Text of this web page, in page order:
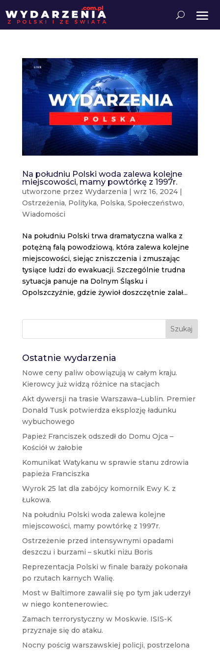
Na południu Polski woda zalewa kolejne
miejscowości, mamy powtórkę z 1997r.
utworzone przez Wydarzenia | wrz 16, 2024|
Ostrzeżenia, Polityka, Polska, Społeczeństwo,
Wiadomości
Na południu Polski trwa dramatyczna walka z
potężną falą powodziową, która zalewa kolejne
miejscowości, siejąc zniszczenia i zmuszając
tysiące ludzi do ewakuacji. Szczególnie trudna
sytuacja panuje na Dolnym Śląsku i
Opolszczyźnie, gdzie żywioł doszczętnie zalał...
Szukaj
Ostatnie wydarzenia
Nowe ceny paliw obowiązują w całym kraju.
Kierowcy już widzą różnice na stacjach
Akt dywersji na trasie Warszawa–Lublin. Premier
Donald Tusk potwierdza eksplozję ładunku
wybuchowego
Papież Franciszek odszedł do Domu Ojca –
Kościół w żałobie
Komunikat Watykanu w sprawie stanu zdrowia
papieża Franciszka
Wyrok 25 lat dla zabójcy komornik Ewy K. z
Łukowa.
Na południu Polski woda zalewa kolejne
miejscowości, mamy powtórkę z 1997r.
Ostrzeżenie przed intensywnymi opadami
deszczu i burzami – skutki niżu Boris
Reprezentacja Polski w finale baraży pokonała
po rzutach karnych Walię.
Most w Baltimore zawalił się po tym jak uderzył
w niego kontenerowiec.
Zamach terrorystyczny w Moskwie. ISIS-K
przyznaje się do ataku.
Nocny pościg warszawskiej policji, postrzelona